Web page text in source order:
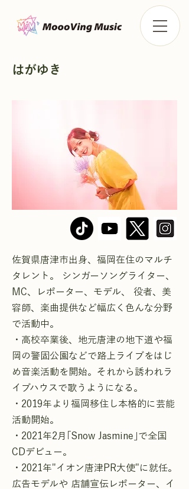
佐賀県唐津市出身、福岡在住のマルチ
タレント。 シンガーソングライター、
MC、レポーター、モデル、 役者、美
容師、楽曲提供など幅広く色んな分野
で活動中。
・高校卒業後、地元唐津の地下道や福
岡の警固公園などで路上ライブをはじ
め音楽活動を開始。それから誘われラ
イブハウスで歌うようになる。
・2019年より福岡移住し本格的に芸能
活動開始。
・2021年2月｢Snow Jasmine｣で全国
CDデビュー。
・2021年"イオン唐津PR大使"に就任。
広告モデルや 店舗宣伝レポーター、イ
はがゆき